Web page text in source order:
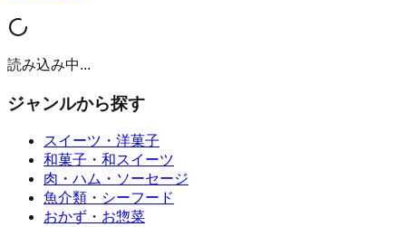
読み込み中...
ジャンルから探す
スイーツ・洋菓子
和菓子・和スイーツ
肉・ハム・ソーセージ
魚介類・シーフード
おかず・お惣菜